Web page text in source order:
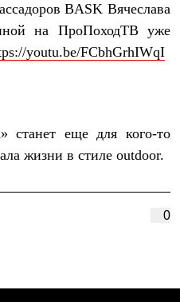
BASK Вячеслава
на ПроПоходТВ уже
youtu.be/FCbhGrhIWqI
станет еще для кого-то
жизни в стиле outdoor.
0